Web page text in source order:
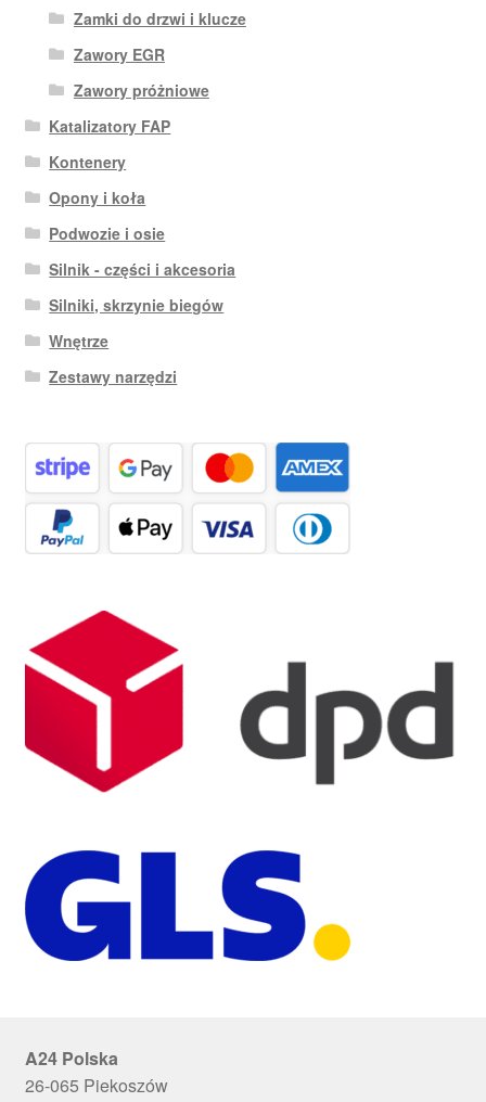
Zamki do drzwi i klucze
Zawory EGR
Zawory próżniowe
Katalizatory FAP
Kontenery
Opony i koła
Podwozie i osie
Silnik - części i akcesoria
Silniki, skrzynie biegów
Wnętrze
Zestawy narzędzi
A24 Polska
26-065 Piekoszów